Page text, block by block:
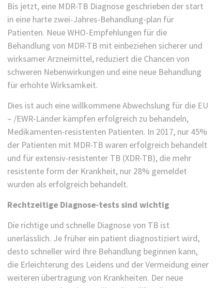
Bis jetzt, eine MDR-TB Diagnose geschrieben der start
in eine harte zwei-Jahres-Behandlung-plan für
Patienten. Neue WHO-Empfehlungen für die
Behandlung von MDR-TB mit einbeziehen sicherer und
wirksamer Arzneimittel, reduziert die Chancen von
schweren Nebenwirkungen und eine neue Behandlung
für erhöhte Wirksamkeit.
Dies ist auch eine willkommene Abwechslung für die EU
– /EWR-Länder kämpfen erfolgreich zu behandeln,
Medikamenten-resistenten Patienten. In 2017, nur 45%
der Patienten mit MDR-TB waren erfolgreich behandelt
und für extensiv-resistenter TB (XDR-TB), die mehr
resistente form der Krankheit, nur 28% gemeldet
wurden als erfolgreich behandelt.
Rechtzeitige Diagnose-tests sind wichtig
Die richtige und schnelle Diagnose von TB ist
unerlässlich. Je früher ein patient diagnostiziert wird,
desto schneller wird Ihre Behandlung beginnen kann,
die Erleichterung des Leidens und der Vermeidung einer
weiteren übertragung von Krankheiten. Der neue